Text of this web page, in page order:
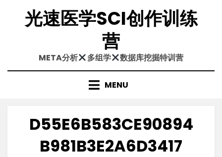
content光速医学SCI创作训练
营
META分析 多组学 数据库挖掘特训营
MENU
D55E6B583CE90894
B981B3E2A6D3417